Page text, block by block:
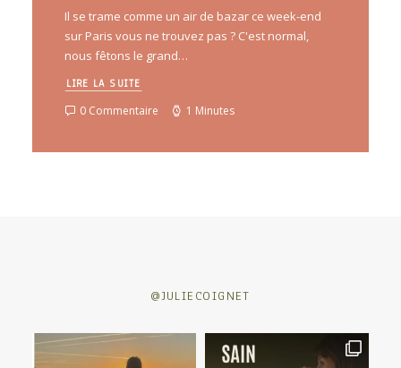
Il se trame comme un air de bazar ce week-end
sur Paris vous ne trouvez pas ? C'est normal,
nous fêtons le grand…
LIRE LA SUITE
0 Commentaire 1 Minutes
@JULIECOIGNET